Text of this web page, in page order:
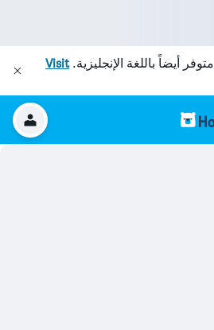
متوفر أيضاً باللغة الإنجليزية.Visit